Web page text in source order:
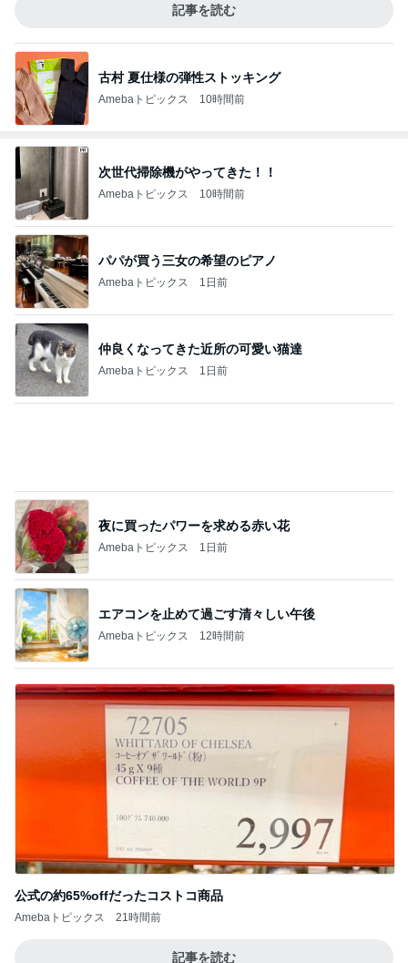
記事を読む
古村 夏仕様の弾性ストッキング
Amebaトピックス 10時間前
次世代掃除機がやってきた！！
Amebaトピックス 10時間前
パパが買う三女の希望のピアノ
Amebaトピックス 1日前
仲良くなってきた近所の可愛い猫達
Amebaトピックス 1日前
エアコンを止めて過ごす清々しい午後
Amebaトピックス 12時間前
公式の約65%offだったコストコ商品
記事を読む
Amebaトピックス 1日前